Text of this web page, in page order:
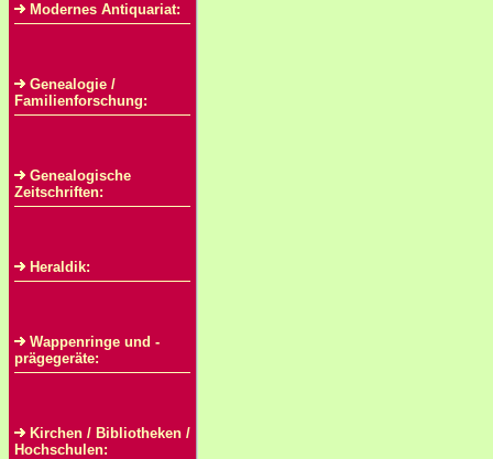
Modernes Antiquariat:
Genealogie /
Familienforschung:
Genealogische
Zeitschriften:
Heraldik:
Wappenringe und -
prägegeräte:
Kirchen / Bibliotheken /
Hochschulen: